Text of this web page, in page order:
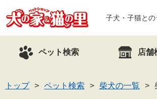
子犬・子猫と
ペット検索 店舗
トップ ペット検索 柴犬の一覧